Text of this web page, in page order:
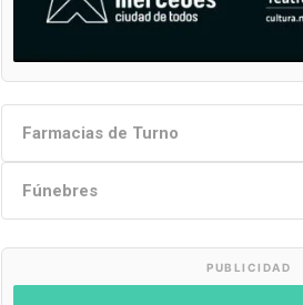
Farmacias de Turno
Fúnebres
PUBLICIDAD